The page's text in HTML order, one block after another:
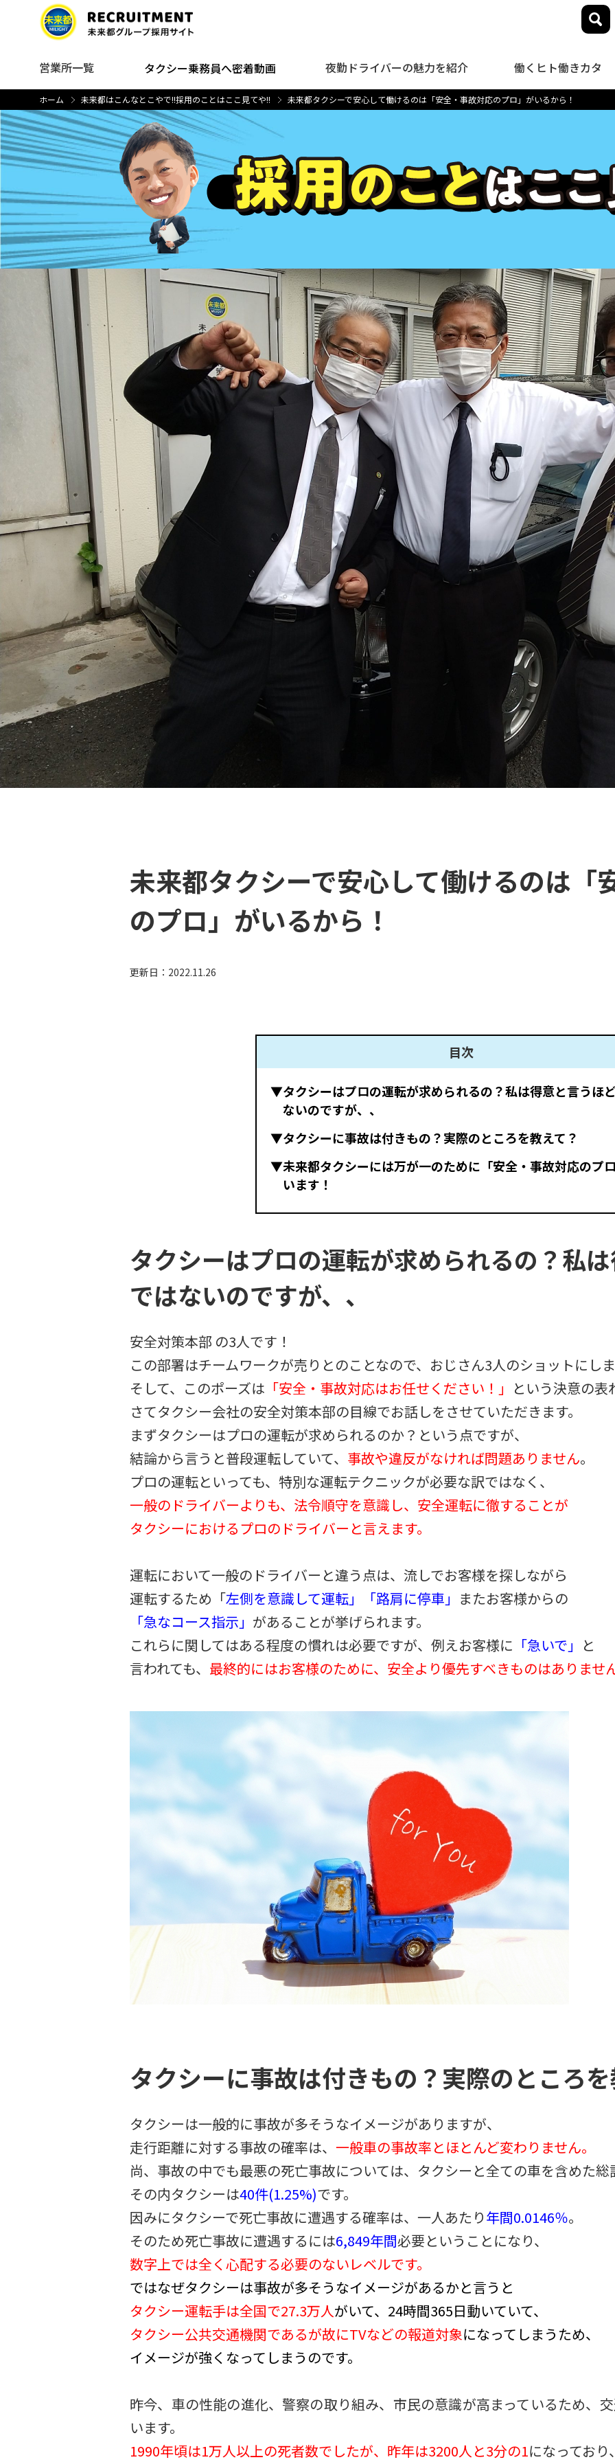
営業所一覧 タクシー乗務員へ密着動画 夜勤ドライバーの魅力を紹介 働くヒト働きカタ
close
ホーム 未来都はこんなとこやで!!採用のことはここ見てや!! 未来都タクシーで安心して働けるのは「安全・事故対応のプロ」がいるから！
未来都タクシーで安心して働けるのは「
のプロ」がいるから！
更新日： 2022.11.26
目次
▼タクシーはプロの運転が求められるの？私は得意と言うほ
ないのですが、、
▼タクシーに事故は付きもの？実際のところを教えて？
▼未来都タクシーには万が一のために「安全・事故対応のプ
います！
タクシーはプロの運転が求められるの？私
ではないのですが、、
安全対策本部 の3人です！
この部署はチームワークが売りとのことなので、おじさん3人のショットに
そして、このポーズは 「安全・事故対応はお任せください！」 という決意の表
さてタクシー会社の安全対策本部の目線でお話しをさせていただきます。
まずタクシーはプロの運転が求められるのか？という点ですが、
結論から言うと普段運転していて、 事故や違反がなければ問題ありません。
プロの運転といっても、特別な運転テクニックが必要な訳ではなく、
一般のドライバーよりも、法令順守を意識し、安全運転に徹することが
タクシーにおけるプロのドライバーと言えます。
運転において一般のドライバーと違う点は、流しでお客様を探しながら
運転するため「左側を意識して運転」「路肩に停車」 またお客様からの
「急なコース指示」 があることが挙げられます。
これらに関してはある程度の慣れは必要ですが、例えお客様に 「急いで」 と
言われても、 最終的にはお客様のために、安全より優先すべきものはありませ
タクシーに事故は付きもの？実際のところ
タクシーは一般的に事故が多そうなイメージがありますが、
走行距離に対する事故の確率は、 一般車の事故率とほとんど変わりません。
尚、事故の中でも最悪の死亡事故については、タクシーと全ての車を含めた
その内タクシーは40件(1.25%)です。
因みにタクシーで死亡事故に遭遇する確率は、一人あたり年間0.0146％。
そのため死亡事故に遭遇するには6,849年間必要ということになり、
数字上では全く心配する必要のないレベルです。
ではなぜタクシーは事故が多そうなイメージがあるかと言うと
タクシー運転手は全国で27.3万人がいて、24時間365日動いていて、
タクシー公共交通機関であるが故にTVなどの報道対象になってしまうため、
イメージが強くなってしまうのです。
昨今、車の性能の進化、警察の取り組み、市民の意識が高まっているため、
います。
1990年頃は1万人以上の死者数でしたが、昨年は3200人と3分の1になっており